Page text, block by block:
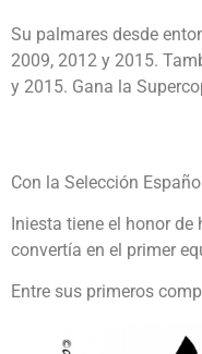
Su palmares desde
2009, 2012 y 2015.
y 2015. Gana la
Con la Selección
Iniesta tiene el honor
convertía en el primer
Entre sus primeros